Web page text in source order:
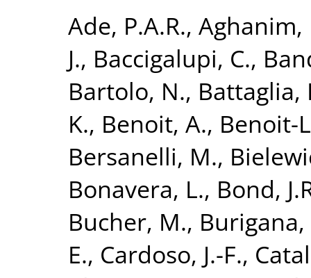
Ade, P.A.R., Aghanim,
J., Baccigalupi, C.,
Bartolo, N., Battaglia,
K., Benoit, A., Benoit-
Bersanelli, M.,
Bonavera, L., Bond,
Bucher, M., Burigana,
E., Cardoso, J.-F.,